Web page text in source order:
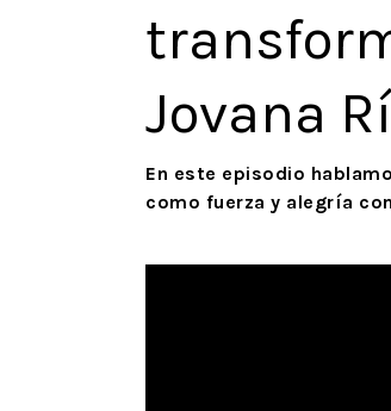
Jovana
En este episodio
como fuerza y alegría